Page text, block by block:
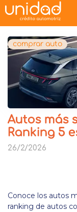
comprar auto
Autos más
Ranking 5
26/2/2026
Conoce los autos
ranking de autos